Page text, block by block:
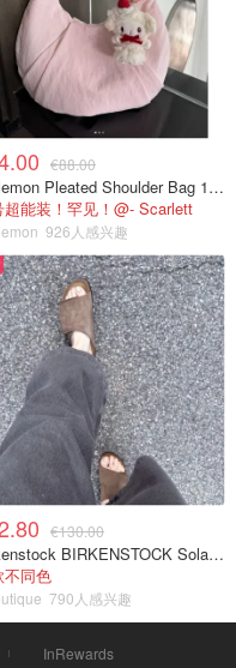
€88.00
lululemon Pleated Shoulder Bag 10L 单肩包
超能装！罕见！@- Scarlett
926人感兴趣
€130.00
Birkenstock BIRKENSTOCK Solana 麂皮皮革凉拖
不同色
790人感兴趣
InRewards